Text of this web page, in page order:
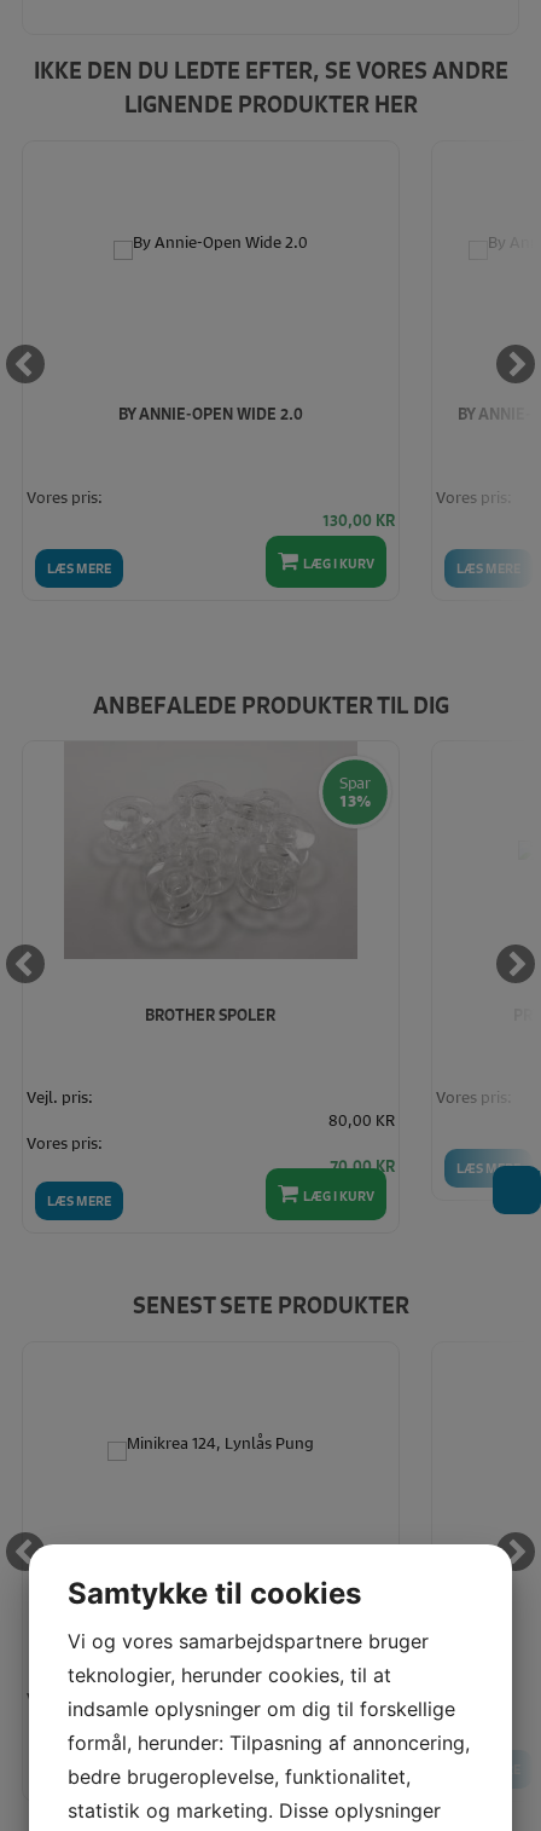
IKKE DEN DU LEDTE EFTER, SE VORES ANDRE
LIGNENDE PRODUKTER HER
BY ANNIE-OPEN WIDE 2.0
LÆS MERE
Vores pris:
130,00 KR
LÆG I KURV
BY ANNIE-
LÆS MERE
Vores pris:
ANBEFALEDE PRODUKTER TIL DIG
Spar
13%
BROTHER SPOLER
LÆS MERE
Vejl. pris:
80,00 KR
Vores pris:
70,00 KR
LÆG I KURV
LÆS MERE
Vores pris:
SENEST SETE PRODUKTER
MINIKREA 124, LYNLÅS PUNG
LÆS MERE
Vores pris:
80,00KR
Samtykke til cookies
Vi og vores samarbejdspartnere bruger
teknologier, herunder cookies, til at
indsamle oplysninger om dig til forskellige
formål, herunder: Tilpasning af annoncering,
bedre brugeroplevelse, funktionalitet,
statistik og marketing. Disse oplysninger